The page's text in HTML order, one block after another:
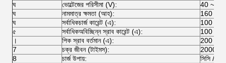
ঘ
ভোল্টেজের পরিসীমা (V):
40 ~
ঘ
নামমাত্র ক্ষমতা (আহ):
160
ঘ
সর্বাধিকচার্জ কারেন্ট (এ):
100
৫
সর্বাধিকঅবিচ্ছিন্ন স্রাব কারেন্ট (এ):
100
।
পিক স্রাব বর্তমান (এ):
200
7
চক্র জীবন (টাইমস):
2000
8
চার্জ উপায়:
সিসি /